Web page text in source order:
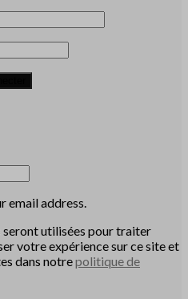
email address.
utilisées pour traiter
votre expérience sur ce site et
dans notrepolitique de